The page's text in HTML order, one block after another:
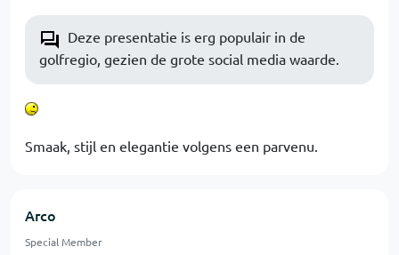
Deze presentatie is erg populair in de
golfregio, gezien de grote social media waarde.
Smaak, stijl en elegantie volgens een parvenu.
Arco
Special Member